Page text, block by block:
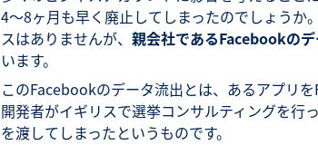
4～8ヶ月も早く廃止してしまったのでしょう
スはありませんが、 親会社であるFacebookの
います。
このFacebookのデータ流出とは、あるアプリ
開発者がイギリスで選挙コンサルティングを行
を渡してしまったというものです。